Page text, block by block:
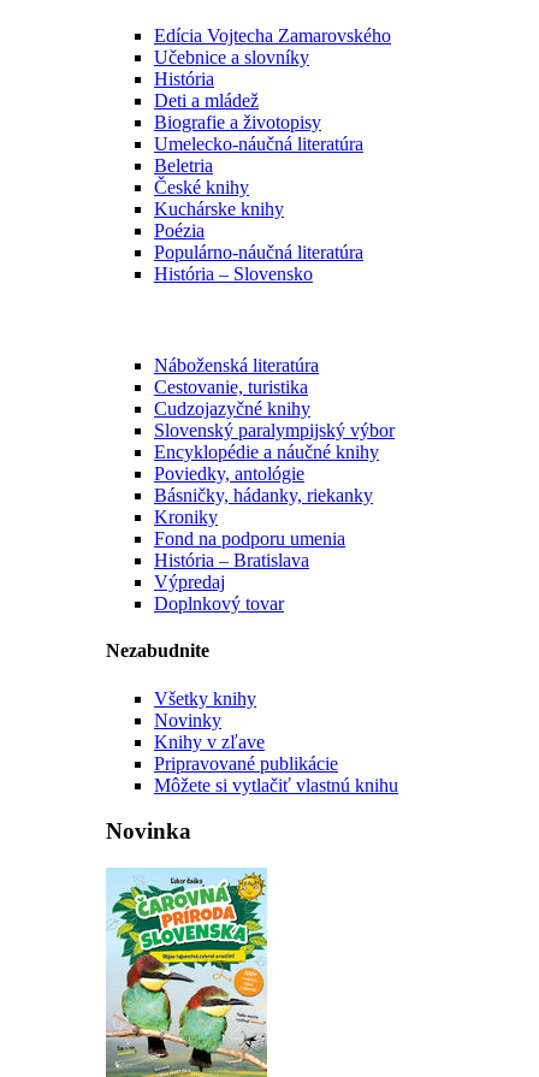
Edícia Vojtecha Zamarovského
Učebnice a slovníky
História
Deti a mládež
Biografie a životopisy
Umelecko-náučná literatúra
Beletria
České knihy
Kuchárske knihy
Poézia
Populárno-náučná literatúra
História – Slovensko
Náboženská literatúra
Cestovanie, turistika
Cudzojazyčné knihy
Slovenský paralympijský výbor
Encyklopédie a náučné knihy
Poviedky, antológie
Básničky, hádanky, riekanky
Kroniky
Fond na podporu umenia
História – Bratislava
Výpredaj
Doplnkový tovar
Nezabudnite
Všetky knihy
Novinky
Knihy v zľave
Pripravované publikácie
Môžete si vytlačiť vlastnú knihu
Novinka